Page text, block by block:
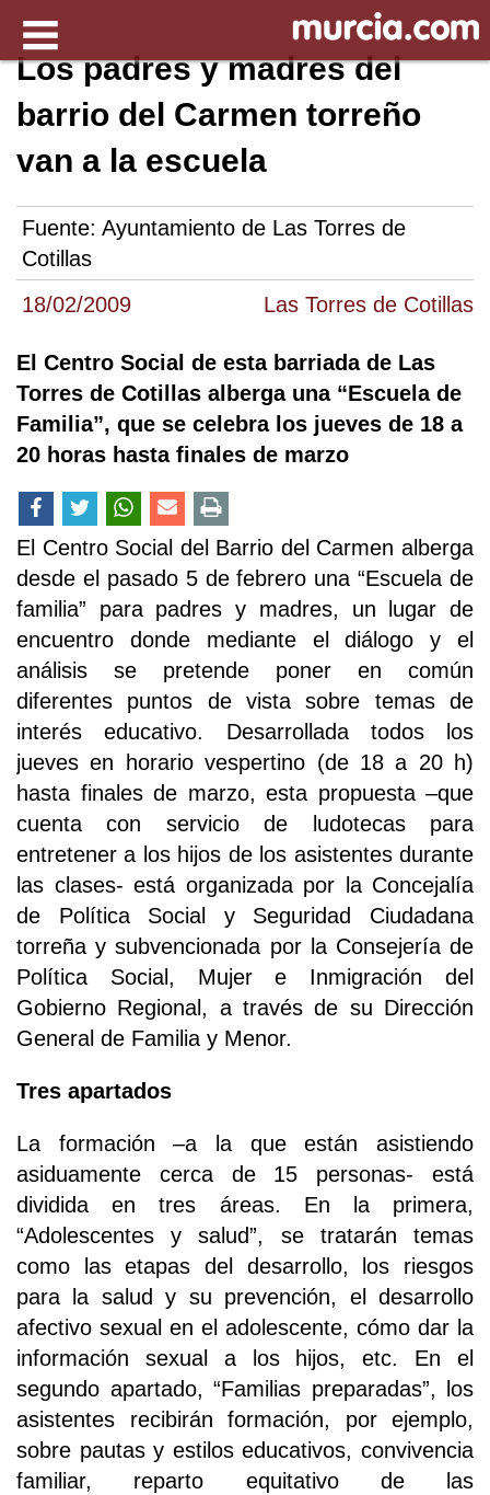
18/02/2009 Las Torres de Cotillas
Los padres y madres del
barrio del Carmen torreño
van a la escuela
Fuente: Ayuntamiento de Las Torres de
Cotillas
El Centro Social de esta barriada de Las
Torres de Cotillas alberga una “Escuela de
Familia”, que se celebra los jueves de 18 a
20 horas hasta finales de marzo
El Centro Social del Barrio del Carmen alberga
desde el pasado 5 de febrero una “Escuela de
familia” para padres y madres, un lugar de
encuentro donde mediante el diálogo y el
análisis se pretende poner en común
diferentes puntos de vista sobre temas de
interés educativo. Desarrollada todos los
jueves en horario vespertino (de 18 a 20 h)
hasta finales de marzo, esta propuesta –que
cuenta con servicio de ludotecas para
entretener a los hijos de los asistentes durante
las clases- está organizada por la Concejalía
de Política Social y Seguridad Ciudadana
torreña y subvencionada por la Consejería de
Política Social, Mujer e Inmigración del
Gobierno Regional, a través de su Dirección
General de Familia y Menor.
Tres apartados
La formación –a la que están asistiendo
asiduamente cerca de 15 personas- está
dividida en tres áreas. En la primera,
“Adolescentes y salud”, se tratarán temas
como las etapas del desarrollo, los riesgos
para la salud y su prevención, el desarrollo
afectivo sexual en el adolescente, cómo dar la
información sexual a los hijos, etc. En el
segundo apartado, “Familias preparadas”, los
asistentes recibirán formación, por ejemplo,
sobre pautas y estilos educativos, convivencia
familiar, reparto equitativo de las